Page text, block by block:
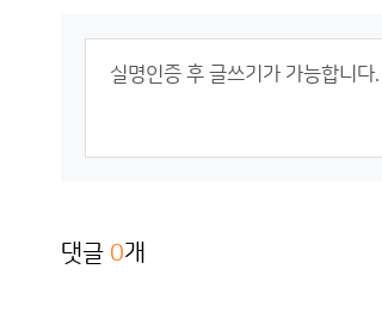
댓글 0개